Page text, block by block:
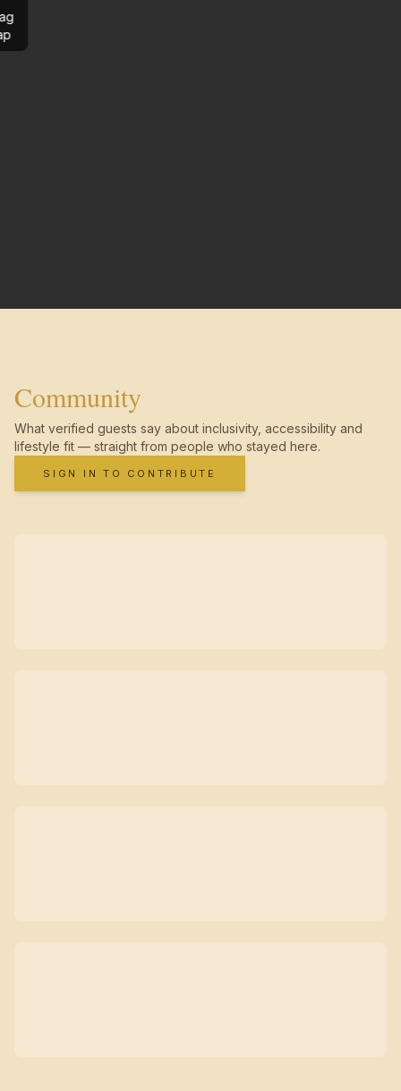
Community
What verified guests say about inclusivity, accessibility and
lifestyle fit — straight from people who stayed here.
SIGN IN TO CONTRIBUTE